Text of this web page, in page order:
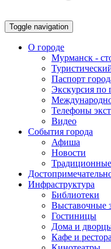
Toggle navigation
О городе
Мурманск -
Паспорт
Экскурсия по
Телефоны
Видео
События города
Афиша
Новости
Инфраструктура
Библиотеки
Выставочные
Гостиницы
Дома и
Кафе и